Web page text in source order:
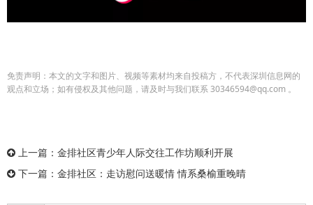
免责声明：本文的文字和图片、视频等素材均来自投稿方，不代表深圳信息网的
观点和立场；如有侵权及其他问题，请及时与我们联系 30346594@qq.com 。
上一篇： 金排社区青少年人际交往工作坊顺利开展
下一篇： 金排社区：走访慰问送暖情 情系桑榆重晚晴